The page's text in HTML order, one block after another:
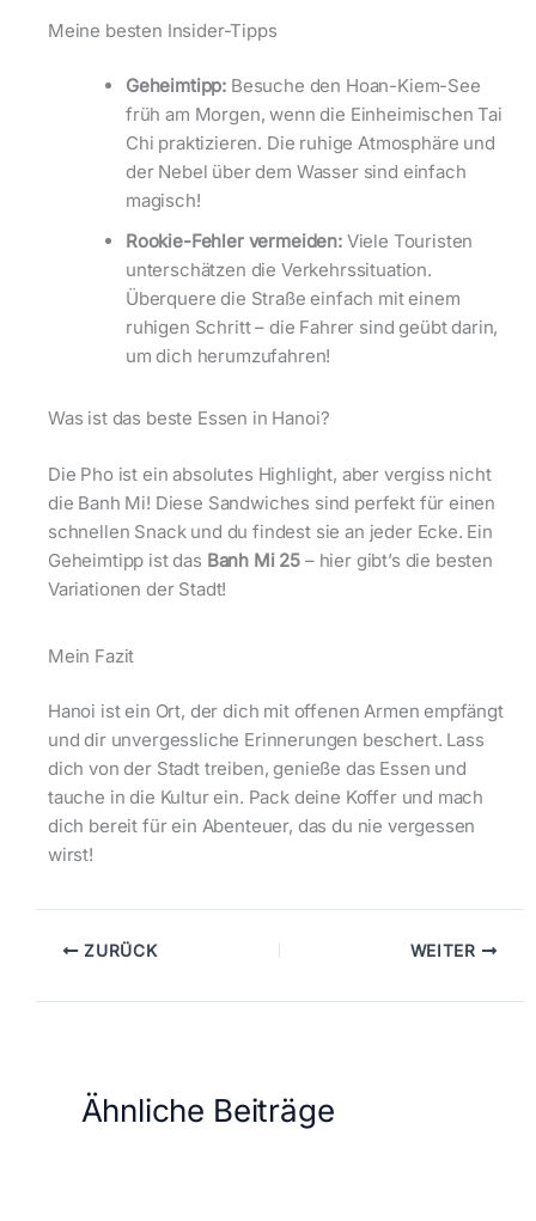
Meine besten Insider-Tipps
Geheimtipp: Besuche den Hoan-Kiem-See
früh am Morgen, wenn die Einheimischen Tai
Chi praktizieren. Die ruhige Atmosphäre und
der Nebel über dem Wasser sind einfach
magisch!
Rookie-Fehler vermeiden:Viele Touristen
unterschätzen die Verkehrssituation.
Überquere die Straße einfach mit einem
ruhigen Schritt – die Fahrer sind geübt darin,
um dich herumzufahren!
Was ist das beste Essen in Hanoi?
Die Pho ist ein absolutes Highlight, aber vergiss nicht
die Banh Mi! Diese Sandwiches sind perfekt für einen
schnellen Snack und du findest sie an jeder Ecke. Ein
Geheimtipp ist das Banh Mi 25 – hier gibt’s die besten
Variationen der Stadt!
Mein Fazit
Hanoi ist ein Ort, der dich mit offenen Armen empfängt
und dir unvergessliche Erinnerungen beschert. Lass
dich von der Stadt treiben, genieße das Essen und
tauche in die Kultur ein. Pack deine Koffer und mach
dich bereit für ein Abenteuer, das du nie vergessen
wirst!
ZURÜCK WEITER
Ähnliche Beiträge